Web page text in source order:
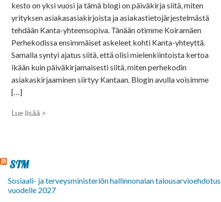
kesto on yksi vuosi ja tämä blogi on päiväkirja siitä, miten
yrityksen asiakasasiakirjoista ja asiakastietojärjestelmästä
tehdään Kanta-yhteensopiva. Tänään otimme Koiramäen
Perhekodissa ensimmäiset askeleet kohti Kanta-yhteyttä.
Samalla syntyi ajatus siitä, että olisi mielenkiintoista kertoa
ikään kuin päiväkirjamaisesti siitä, miten perhekodin
asiakaskirjaaminen siirtyy Kantaan. Blogin avulla voisimme
[…]
Lue lisää >
STM
Sosiaali- ja terveysministeriön hallinnonalan talousarvioehdotus
vuodelle 2027